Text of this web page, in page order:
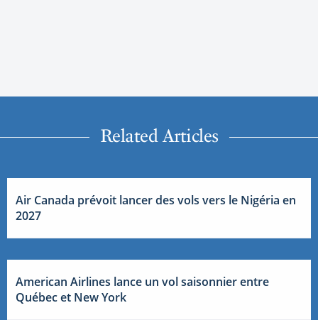
Related Articles
Air Canada prévoit lancer des vols vers le Nigéria en
2027
American Airlines lance un vol saisonnier entre
Québec et New York